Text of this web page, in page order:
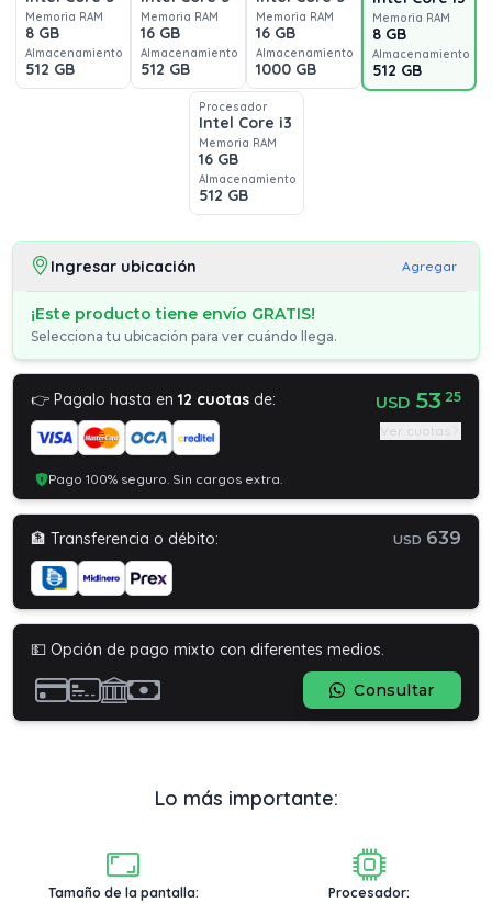
Memoria RAM
8 GB
Almacenamiento
512 GB
Memoria RAM
16 GB
Almacenamiento
512 GB
Memoria RAM
16 GB
Almacenamiento
1000 GB
Memoria RAM
8 GB
Almacenamiento
512 GB
Procesador
Intel Core i3
Memoria RAM
16 GB
Almacenamiento
512 GB
Ingresar ubicación Agregar
¡Este producto tiene envío GRATIS!
Selecciona tu ubicación para ver cuándo llega.
👉 Pagalo hasta en12 cuotas de:
Pago 100% seguro. Sin cargos extra.
USD 53 25
Ver cuotas
🏦 Transferencia o débito: USD 639
💵 Opción de pago mixto con diferentes medios.
Consultar
Lo más importante:
Tamaño de la pantalla: Procesador: